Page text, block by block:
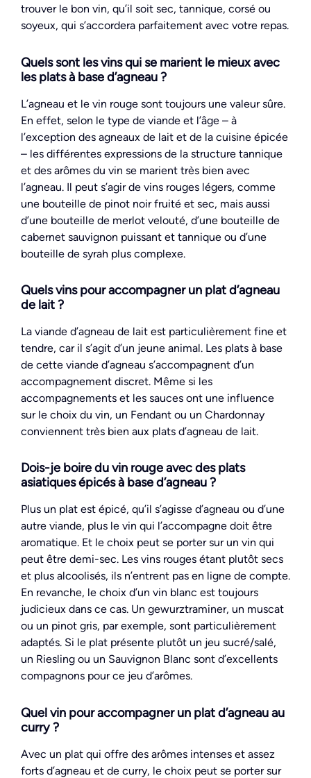
trouver le bon vin, qu’il soit sec, tannique, corsé ou
soyeux, qui s’accordera parfaitement avec votre repas.
Quels sont les vins qui se marient le mieux avec
les plats à base d’agneau ?
L’agneau et le vin rouge sont toujours une valeur sûre.
En effet, selon le type de viande et l’âge – à
l’exception des agneaux de lait et de la cuisine épicée
– les différentes expressions de la structure tannique
et des arômes du vin se marient très bien avec
l’agneau. Il peut s’agir de vins rouges légers, comme
une bouteille de pinot noir fruité et sec, mais aussi
d’une bouteille de merlot velouté, d’une bouteille de
cabernet sauvignon puissant et tannique ou d’une
bouteille de syrah plus complexe.
Quels vins pour accompagner un plat d’agneau
de lait ?
La viande d’agneau de lait est particulièrement fine et
tendre, car il s’agit d’un jeune animal. Les plats à base
de cette viande d’agneau s’accompagnent d’un
accompagnement discret. Même si les
accompagnements et les sauces ont une influence
sur le choix du vin, un Fendant ou un Chardonnay
conviennent très bien aux plats d’agneau de lait.
Dois-je boire du vin rouge avec des plats
asiatiques épicés à base d’agneau ?
Plus un plat est épicé, qu’il s’agisse d’agneau ou d’une
autre viande, plus le vin qui l’accompagne doit être
aromatique. Et le choix peut se porter sur un vin qui
peut être demi-sec. Les vins rouges étant plutôt secs
et plus alcoolisés, ils n’entrent pas en ligne de compte.
En revanche, le choix d’un vin blanc est toujours
judicieux dans ce cas. Un gewurztraminer, un muscat
ou un pinot gris, par exemple, sont particulièrement
adaptés. Si le plat présente plutôt un jeu sucré/salé,
un Riesling ou un Sauvignon Blanc sont d’excellents
compagnons pour ce jeu d’arômes.
Quel vin pour accompagner un plat d’agneau au
curry ?
Avec un plat qui offre des arômes intenses et assez
forts d’agneau et de curry, le choix peut se porter sur